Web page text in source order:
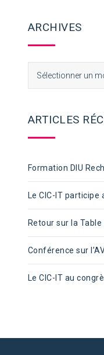
ARCHIVES
ARTICLES
Formation DIU
Le CIC-IT participe
Retour sur la
Conférence sur
Le CIC-IT au